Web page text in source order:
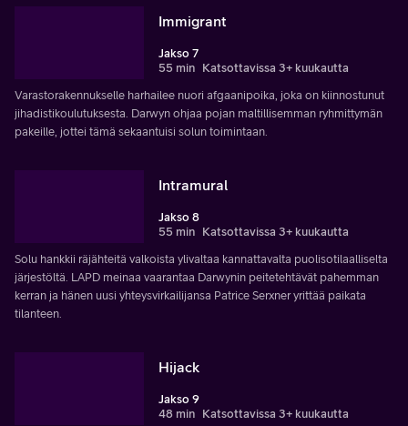
Immigrant
Jakso 7
55 min Katsottavissa 3+ kuukautta
Varastorakennukselle harhailee nuori afgaanipoika, joka on kiinnostunut
jihadistikoulutuksesta. Darwyn ohjaa pojan maltillisemman ryhmittymän
pakeille, jottei tämä sekaantuisi solun toimintaan.
Intramural
Jakso 8
55 min Katsottavissa 3+ kuukautta
Solu hankkii räjähteitä valkoista ylivaltaa kannattavalta puolisotilaalliselta
järjestöltä. LAPD meinaa vaarantaa Darwynin peitetehtävät pahemman
kerran ja hänen uusi yhteysvirkailijansa Patrice Serxner yrittää paikata
tilanteen.
Hijack
Jakso 9
48 min Katsottavissa 3+ kuukautta